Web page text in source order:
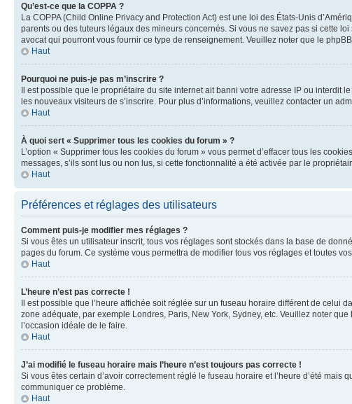
Qu’est-ce que la COPPA ?
La COPPA (Child Online Privacy and Protection Act) est une loi des États-Unis
parents ou des tuteurs légaux des mineurs concernés. Si vous ne savez pas si cette
avocat qui pourront vous fournir ce type de renseignement. Veuillez noter que le
Haut
Pourquoi ne puis-je pas m’inscrire ?
Il est possible que le propriétaire du site internet ait banni votre adresse IP ou interdit
les nouveaux visiteurs de s’inscrire. Pour plus d’informations, veuillez contacter un
Haut
À quoi sert « Supprimer tous les cookies du forum » ?
L’option « Supprimer tous les cookies du forum » vous permet d’effacer tous les
messages, s’ils sont lus ou non lus, si cette fonctionnalité a été activée par le
Haut
Préférences et réglages des utilisateurs
Comment puis-je modifier mes réglages ?
Si vous êtes un utilisateur inscrit, tous vos réglages sont stockés dans la base de
pages du forum. Ce système vous permettra de modifier tous vos réglages et toutes
Haut
L’heure n’est pas correcte !
Il est possible que l’heure affichée soit réglée sur un fuseau horaire différent de celui
zone adéquate, par exemple Londres, Paris, New York, Sydney, etc. Veuillez noter
l’occasion idéale de le faire.
Haut
J’ai modifié le fuseau horaire mais l’heure n’est toujours pas correcte !
Si vous êtes certain d’avoir correctement réglé le fuseau horaire et l’heure d’été
communiquer ce problème.
Haut